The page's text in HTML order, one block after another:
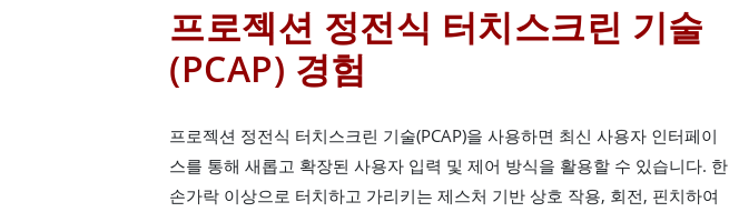
프로젝션 정전식 터치스크린 기술
(PCAP) 경험
프로젝션 정전식 터치스크린 기술(PCAP)을 사용하면 최신 사용자 인터페이
스를 통해 새롭고 확장된 사용자 입력 및 제어 방식을 활용할 수 있습니다. 한
손가락 이상으로 터치하고 가리키는 제스처 기반 상호 작용, 회전, 핀치하여